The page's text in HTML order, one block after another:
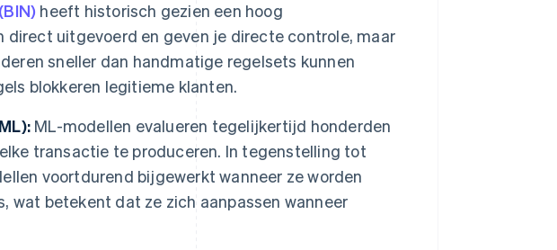
heeft historisch gezien een hoog
direct uitgevoerd en geven je directe controle, maar
sneller dan handmatige regelsets kunnen
blokkeren legitieme klanten.
ML-modellen evalueren tegelijkertijd honderden
transactie te produceren. In tegenstelling tot
voortdurend bijgewerkt wanneer ze worden
wat betekent dat ze zich aanpassen wanneer